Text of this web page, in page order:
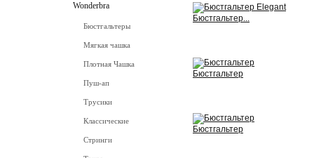
Wonderbra
Бюстгальтеры
Мягкая чашка
Плотная Чашка
Пуш-ап
Трусики
Классические
Стринги
Бюстгальтер...
Бюстгальтер
Бюстгальтер